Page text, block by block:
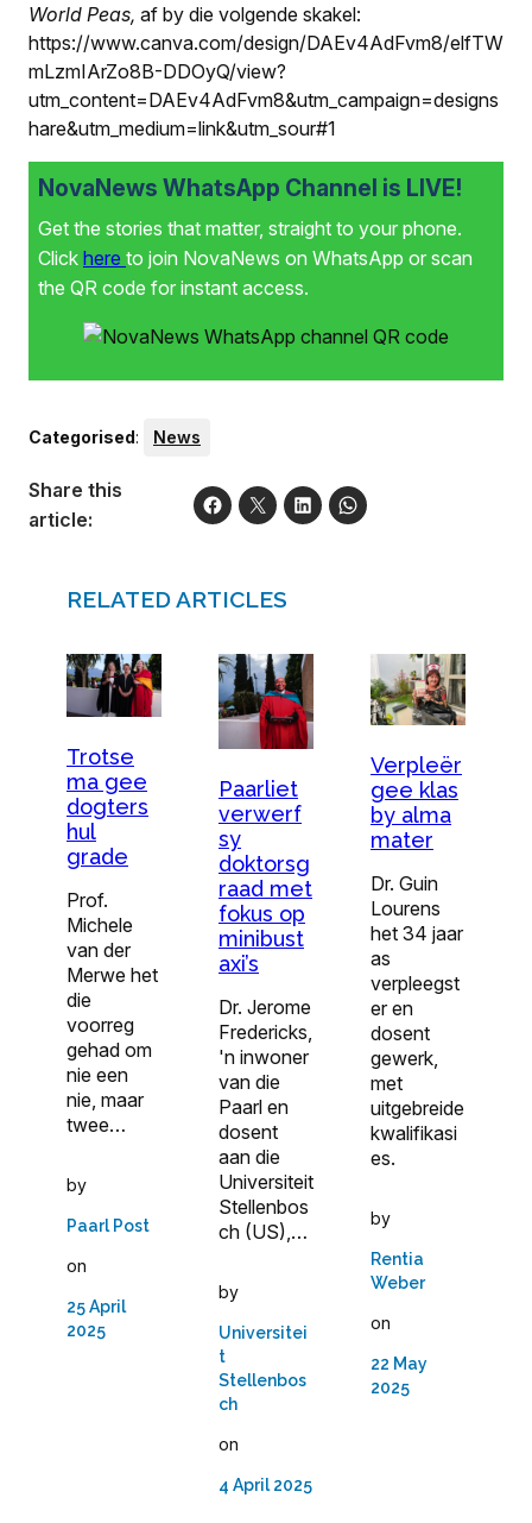
World Peas, af by die volgende skakel:
https://www.canva.com/design/DAEv4AdFvm8/elfTW
mLzmIArZo8B-DDOyQ/view?
utm_content=DAEv4AdFvm8&utm_campaign=designs
hare&utm_medium=link&utm_sour#1
NovaNews WhatsApp Channel is LIVE!
Get the stories that matter, straight to your phone.
Click here to join NovaNews on WhatsApp or scan
the QR code for instant access.
Categorised: News
Share this
article:
RELATED ARTICLES
Trotse
ma gee
dogters
hul
grade
Prof.
Michele
van der
Merwe het
die
voorreg
gehad om
nie een
nie, maar
twee…
by
Paarl Post
on
25 April
2025
Paarliet
verwerf
sy
doktorsg
raad met
fokus op
minibust
axi’s
Dr. Jerome
Fredericks,
'n inwoner
van die
Paarl en
dosent
aan die
Universiteit
Stellenbos
ch (US),…
by
Universitei
t
Stellenbos
ch
on
4 April 2025
Verpleër
gee klas
by alma
mater
Dr. Guin
Lourens
het 34 jaar
as
verpleegst
er en
dosent
gewerk,
met
uitgebreide
kwalifikasi
es.
by
Rentia
Weber
on
22 May
2025